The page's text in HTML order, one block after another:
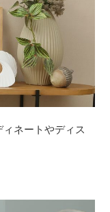
ネートやディス